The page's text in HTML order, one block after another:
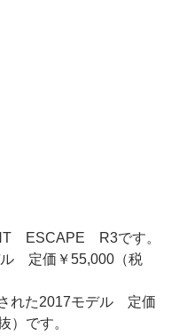
　ESCAPE　R3です。
　定価￥55,000（税
れた2017モデル　定価
）です。